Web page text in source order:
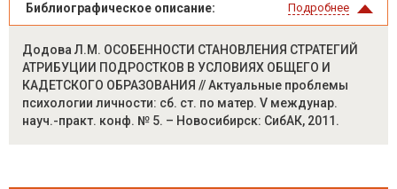
Библиографическое описание: Подробнее
Додова Л.М. ОСОБЕННОСТИ СТАНОВЛЕНИЯ СТРАТЕГИЙ
АТРИБУЦИИ ПОДРОСТКОВ В УСЛОВИЯХ ОБЩЕГО И
КАДЕТСКОГО ОБРАЗОВАНИЯ // Актуальные проблемы
психологии личности: сб. ст. по матер. V междунар.
науч.-практ. конф. № 5. – Новосибирск: СибАК, 2011.